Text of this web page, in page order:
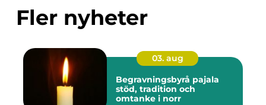
Fler nyheter
03. aug
Begravningsbyrå pajala
stöd, tradition och
omtanke i norr